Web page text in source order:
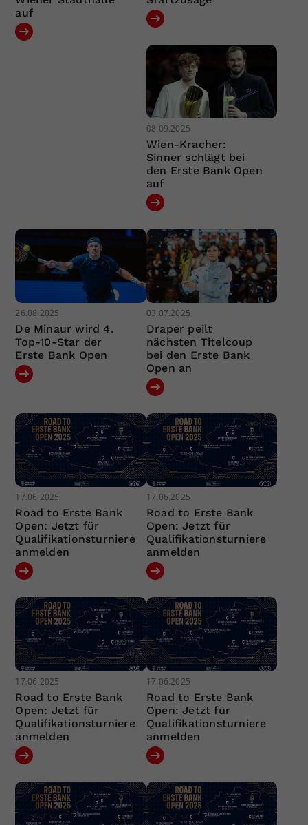
auf
08.09.2025
Wien-Kracher:
Sinner schlägt bei
den Erste Bank Open
auf
26.08.2025
De Minaur wird 4.
Top-10-Star der
Erste Bank Open
03.07.2025
Draper peilt
nächsten Titelcoup
bei den Erste Bank
Open an
17.06.2025
Road to Erste Bank
Open: Jetzt für
Qualifikationsturniere
anmelden
17.06.2025
Road to Erste Bank
Open: Jetzt für
Qualifikationsturniere
anmelden
17.06.2025
Road to Erste Bank
Open: Jetzt für
Qualifikationsturniere
anmelden
17.06.2025
Road to Erste Bank
Open: Jetzt für
Qualifikationsturniere
anmelden